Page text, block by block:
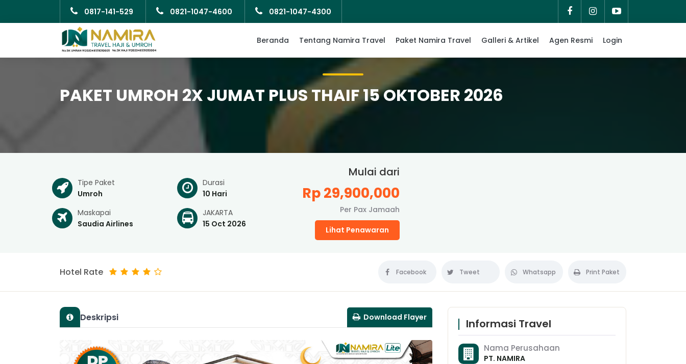
0817-141-529 0821-1047-4600 0821-1047-4300
Beranda Tentang Namira Travel Paket Namira Travel Galleri & Artikel Agen Resmi Login
PAKET UMROH 2X JUMAT PLUS THAIF 15 OKTOBER 2026
Tipe Paket
Umroh
Durasi
10 Hari
Maskapai
Saudia Airlines
JAKARTA
15 Oct 2026
Mulai dari
Rp 29,900,000
Per Pax Jamaah
Lihat Penawaran
Hotel Rate Facebook Tweet Whatsapp Print Paket
Deskripsi Download Flayer Informasi Travel
Nama Perusahaan
PT. NAMIRA